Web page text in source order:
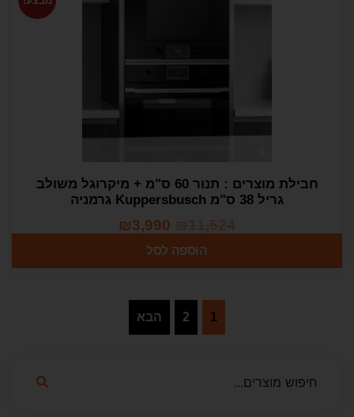
חבילת מוצרים : תנור 60 ס"מ + מיקרוגל משולב
גריל 38 ס"מ Kuppersbusch גרמניה
₪11,524
₪3,990
הוספה לסל
1
2 הבא